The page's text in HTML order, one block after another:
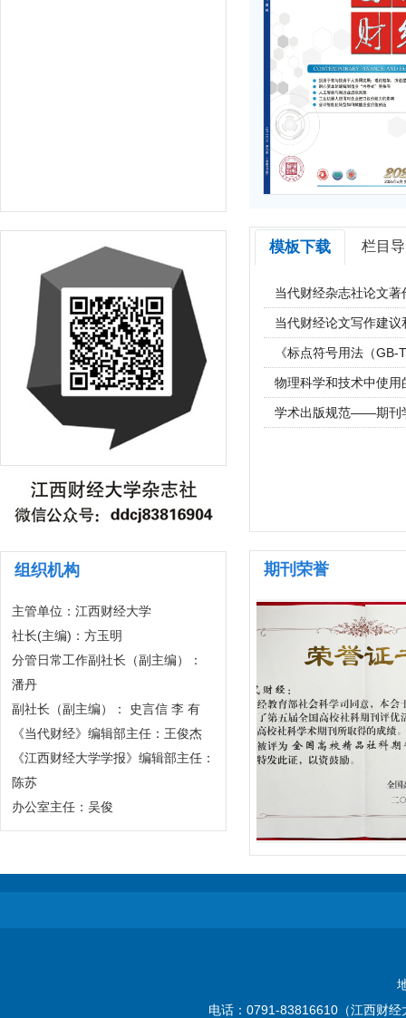
组织机构
主管单位：江西财经大学
社长(主编)：方玉明
分管日常工作副社长（副主编）：
潘丹
副社长（副主编）： 史言信 李 有
《当代财经》编辑部主任：王俊杰
《江西财经大学学报》编辑部主任：
陈苏
办公室主任：吴俊
模板下载 栏目
当代财经杂志社论文
当代财经论文写作建议
《标点符号用法（
物理科学和技术中使用
学术出版规范——期刊
期刊荣誉
电话：0791-83816610（江西财